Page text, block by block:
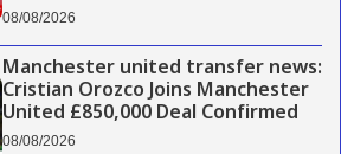
08/08/2026
Manchester united transfer news:
Cristian Orozco Joins Manchester
United £850,000 Deal Confirmed
08/08/2026